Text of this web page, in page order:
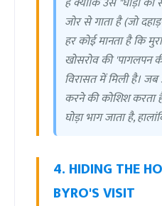
जोर से गाता है (जो
हर कोई मानता है कि
खोसरोव की 'पागलपन
विरासत में मिली है।
करने की कोशिश करता
घोड़ा भाग जाता है,
4. HIDING THE
BYRO'S VISIT